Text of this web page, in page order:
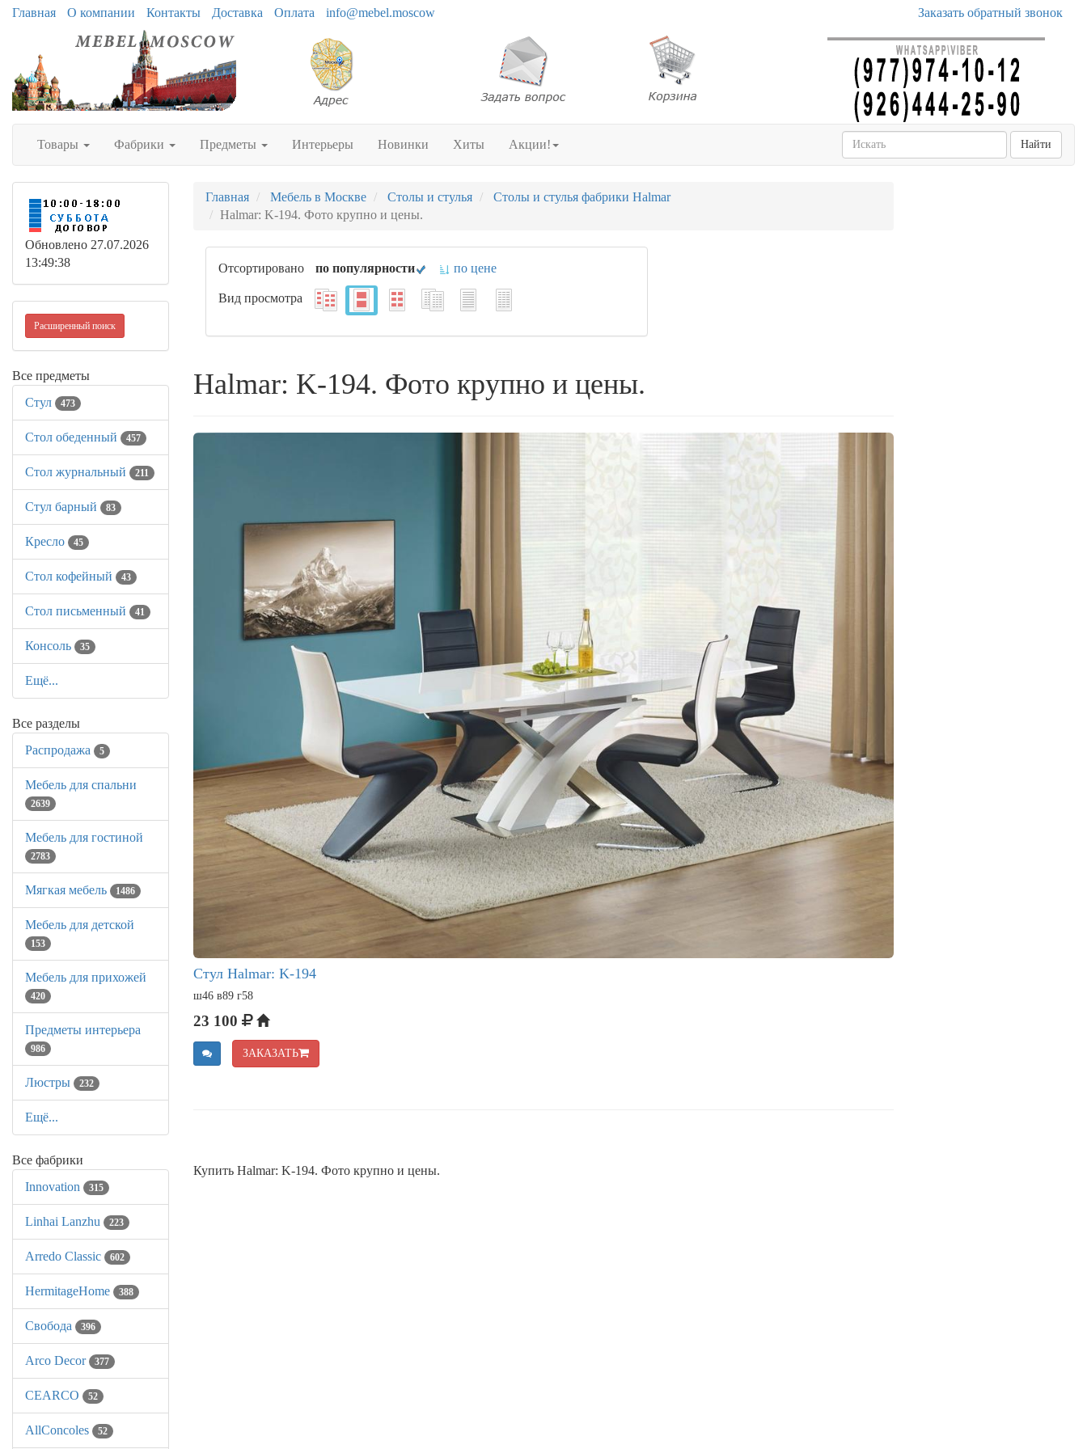
Главная О компании Контакты Доставка Оплата info@mebel.moscow Заказать обратный звонок
Товары Фабрики Предметы Интерьеры Новинки Хиты Акции! Найти
Обновлено 27.07.2026
13:49:38
Расширенный поиск
Все предметы
Стул
473
Стол обеденный 457
Стол журнальный 211
Стул барный 83
Кресло 45
Стол кофейный 43
Стол письменный 41
Консоль 35
Ещё...
Все разделы
Распродажа
5
Мебель для спальни
2639
Мебель для гостиной
2783
Мягкая мебель 1486
Мебель для детской
153
Мебель для прихожей
420
Предметы интерьера
986
Люстры 232
Ещё...
Все фабрики
Innovation
315
Linhai Lanzhu 223
Arredo Classic 602
HermitageHome 388
Свобода 396
Arco Decor 377
CEARCO 52
AllСoncoles 52
Главная Мебель в Москве Столы и стулья
Столы и стулья фабрики Halmar
Halmar: K-194. Фото крупно и цены.
Отсортировано по популярности по цене
Вид просмотра
Halmar: K-194. Фото крупно и цены.
Стул Halmar: K-194
ш46 в89 г58
23 100
ЗАКАЗАТЬ
Купить Halmar: K-194. Фото крупно и цены.